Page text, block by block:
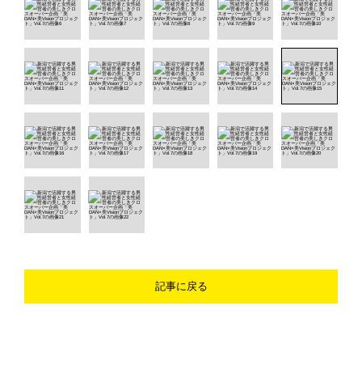
記事に戻る